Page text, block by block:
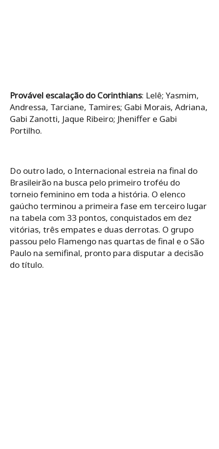
Provável escalação do Corinthians: Lelê; Yasmim,
Andressa, Tarciane, Tamires; Gabi Morais, Adriana,
Gabi Zanotti, Jaque Ribeiro; Jheniffer e Gabi
Portilho.
Do outro lado, o Internacional estreia na final do
Brasileirão na busca pelo primeiro troféu do
torneio feminino em toda a história. O elenco
gaúcho terminou a primeira fase em terceiro lugar
na tabela com 33 pontos, conquistados em dez
vitórias, três empates e duas derrotas. O grupo
passou pelo Flamengo nas quartas de final e o São
Paulo na semifinal, pronto para disputar a decisão
do título.